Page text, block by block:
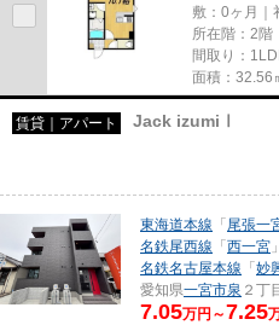
敷：0ヶ月｜
所在階：2階
間取り：
面積：32.56
賃貸｜アパート Jack izumiⅠ
東海道本線 「 尾張一
名鉄尾西線 「 西一宮
名鉄名古屋本線 「 妙
愛知県一宮市泉 ２丁
7.05万円～7.25